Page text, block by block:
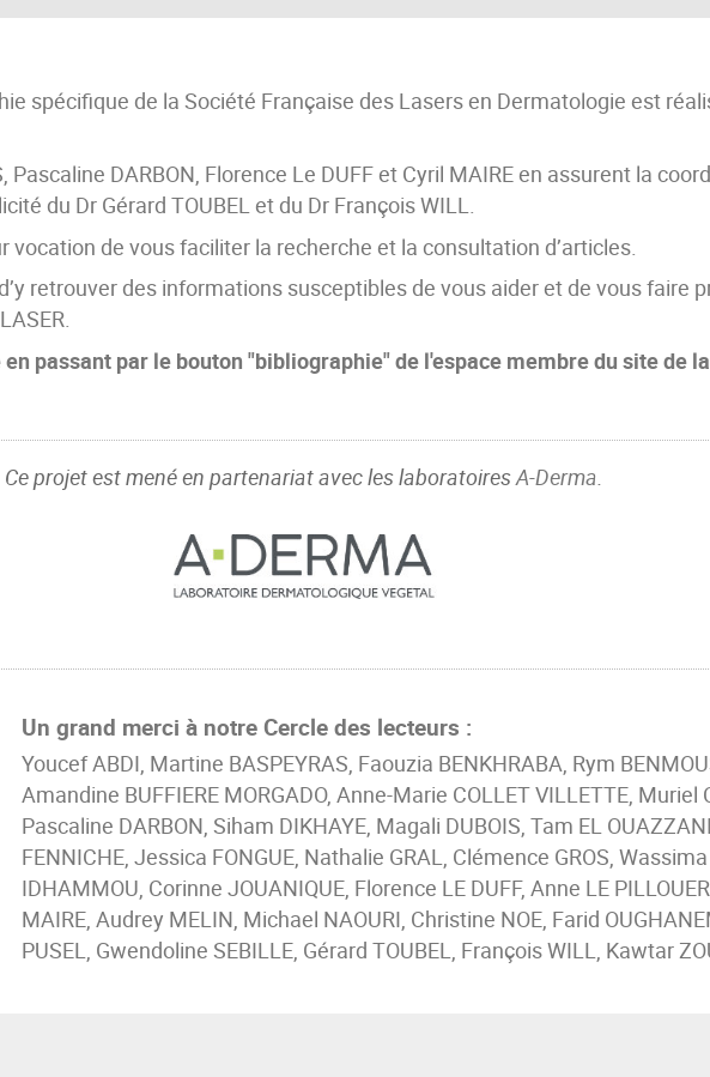
spécifique de la Société Française des Lasers en Dermatologie est
Pascaline DARBON, Florence Le DUFF et Cyril MAIRE en assurent la
du Dr Gérard TOUBEL et du Dr François WILL.
vocation de vous faciliter la recherche et la consultation d’articles.
retrouver des informations susceptibles de vous aider et de vous faire
passant par le bouton "bibliographie" de l'espace membre du site de
Ce projet est mené en partenariat avec les laboratoiresA-Derma.
Un grand merci à notre Cercle des lecteurs :
Youcef ABDI, Martine BASPEYRAS, Faouzia BENKHRABA, Rym
Amandine BUFFIERE MORGADO, Anne-Marie COLLET VILLETTE, Muriel
Pascaline DARBON, Siham DIKHAYE, Magali DUBOIS, Tam EL
FENNICHE, Jessica FONGUE, Nathalie GRAL, Clémence GROS, Wassima
IDHAMMOU, Corinne JOUANIQUE, Florence LE DUFF, Anne LE
MAIRE, Audrey MELIN, Michael NAOURI, Christine NOE, Farid
PUSEL, Gwendoline SEBILLE, Gérard TOUBEL, François WILL, Kawtar